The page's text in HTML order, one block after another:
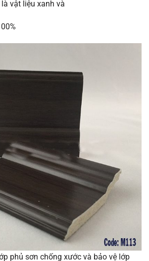
vật liệu xanh và
phủ sơn chống xước và bảo vệ lớp